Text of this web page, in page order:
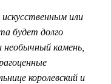
или
будет долго
камень,
королевский и